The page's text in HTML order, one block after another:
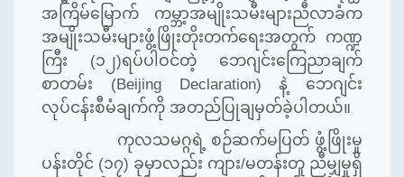
အကြိမ်မြောက် ကမ္ဘာ့အမျိုးသမီးများညီလာခံက
အမျိုးသမီးများဖွံ့ဖြိုးတိုးတက်ရေးအတွက် ကဏ္ဍ
ကြီး (၁၂)ရပ်ပါဝင်တဲ့ ဘေဂျင်းကြေညာချက်
စာတမ်း (Beijing Declaration) နဲ့ ဘေဂျင်း
လုပ်ငန်းစီမံချက်ကို အတည်ပြုချမှတ်ခဲ့ပါတယ်။
ကုလသမဂ္ဂရဲ့ စဉ်ဆက်မပြတ် ဖွံ့ဖြိုးမှု
ပန်းတိုင် (၁၇) ခုမှာလည်း ကျား/မတန်းတူ ညီမျှမှုရှိ